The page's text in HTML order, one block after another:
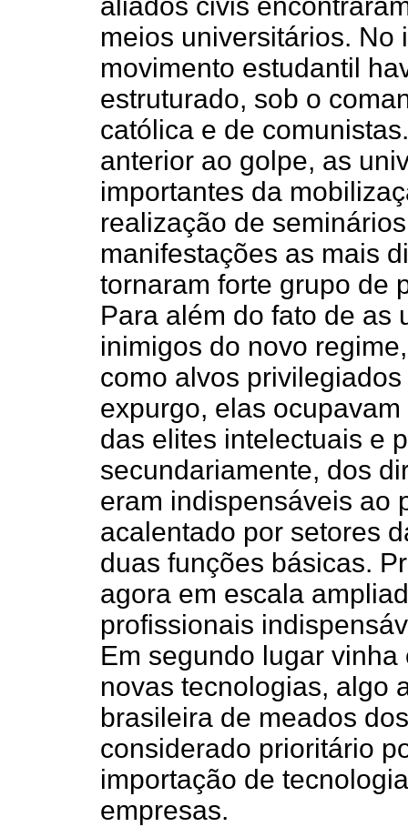
aliados civis
meios universitários.
movimento estudantil
estruturado, sob o
católica e de
anterior ao golpe, as
importantes da
realização de
manifestações as mais
tornaram forte grupo de
Para além do fato de as
inimigos do novo
como alvos
expurgo, elas
das elites intelectuais e
secundariamente, dos
eram indispensáveis ao
acalentado por setores
duas funções básicas.
agora em escala
profissionais
Em segundo lugar
novas tecnologias, algo
brasileira de meados
considerado prioritário
importação de
empresas.